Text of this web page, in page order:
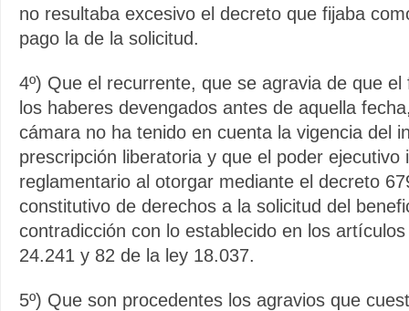
no resultaba excesivo el decreto que fijaba
pago la de la solicitud.
4º) Que el recurrente, que se agravia de que el
los haberes devengados antes de aquella
cámara no ha tenido en cuenta la vigencia del
prescripción liberatoria y que el poder ejecutivo
reglamentario al otorgar mediante el decreto
constitutivo de derechos a la solicitud del
contradicción con lo establecido en los
24.241 y 82 de la ley 18.037.
5º) Que son procedentes los agravios que